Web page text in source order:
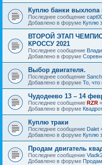
Куплю банки выхлопа
Последнее сообщение
Добавлено в форуме Куплю
ВТОРОЙ ЭТАП
КРОССУ 2021
Последнее сообщение
Добавлено в форуме
Выбор двигателя.
Последнее сообщение
Добавлено в форуме То, что
Чудодеево 13 – 14
Последнее сообщение RZR «
Добавлено в форуме
Куплю траки
Последнее сообщение Dalet
Добавлено в форуме Куплю
Продам двигатель
Последнее сообщение
Добавлено в форуме Продам